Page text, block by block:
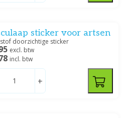
sticker voor artsen
doorzichtige sticker
excl. btw
incl. btw
+